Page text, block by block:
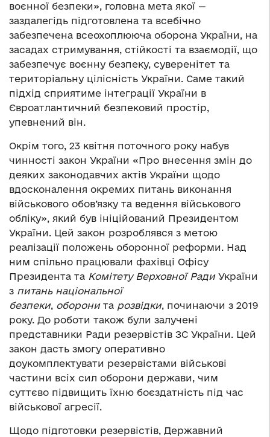
воєнної безпеки», головна мета якої —
заздалегідь підготовлена та всебічно
забезпечена всеохоплююча оборона України, на
засадах стримування, стійкості та взаємодії, що
забезпечує воєнну безпеку, суверенітет та
територіальну цілісність України. Саме такий
підхід сприятиме інтеграції України в
Євроатлантичний безпековий простір,
упевнений він.
Окрім того, 23 квітня поточного року набув
чинності закон України «Про внесення змін до
деяких законодавчих актів України щодо
вдосконалення окремих питань виконання
військового обов’язку та ведення військового
обліку», який був ініційований Президентом
України. Цей закон розроблявся з метою
реалізації положень оборонної реформи. Над
ним спільно працювали фахівці Офісу
Президента та Комітету Верховної РадиУкраїни
з питань національної
безпеки, оборонита розвідки, починаючи з 2019
року. До роботи також були залучені
представники Ради резервістів ЗС України. Цей
закон дасть змогу оперативно
доукомплектувати резервістами військові
частини всіх сил оборони держави, чим
суттєво підвищить їхню боєздатність під час
військової агресії.
Щодо підготовки резервістів, Державний